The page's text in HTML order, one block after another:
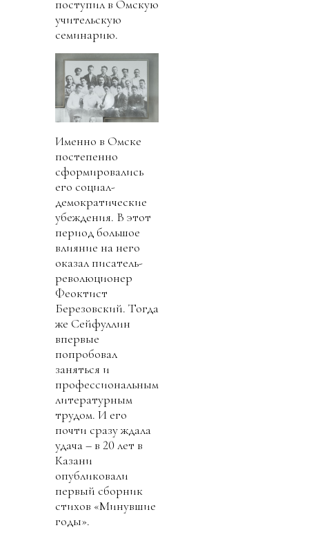
поступил в Омскую
учительскую
семинарию.
Именно в Омске
постепенно
сформировались
его социал-
демократические
убеждения. В этот
период большое
влияние на него
оказал писатель-
революционер
Феоктист
Березовский. Тогда
же Сейфуллин
впервые
попробовал
заняться и
профессиональным
литературным
трудом. И его
почти сразу ждала
удача – в 20 лет в
Казани
опубликовали
первый сборник
стихов «Минувшие
годы».